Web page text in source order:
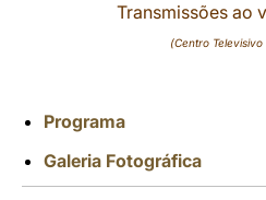
Transmissões ao
(Centro Televisivo
Programa
Galeria Fotográfica